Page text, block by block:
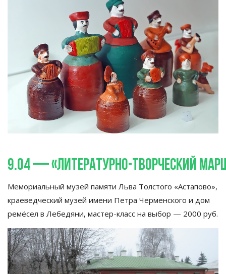
9.04—«Литературно-творческий
Мемориальный музей памяти Льва Толстого «Астапово»,
краеведческий музей имени Петра Черменского и дом
ремёсел в Лебедяни, мастер-класс на выбор — 2000 руб.